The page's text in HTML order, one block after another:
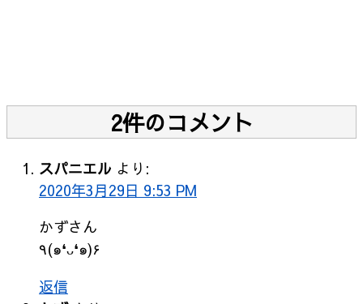
2件のコメント
スパニエル より:
2020年3月29日 9:53 PM
かずさん
٩(๑❛ᴗ❛๑)۶
返信